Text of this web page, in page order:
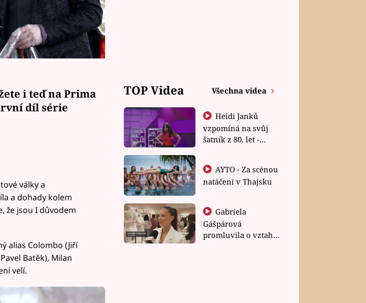
i teď naPrima
díl série
války a
a dohady kolem
že jsou I důvodem
alias Colombo (Jiří
Batěk), Milan
velí.
TOP Videa Všechna videa
Heidi Janků
vzpomíná na svůj
šatník z 80. let -
natáčení v Thajsku
Gabriela
Gášpárová
promluvila o vztahu